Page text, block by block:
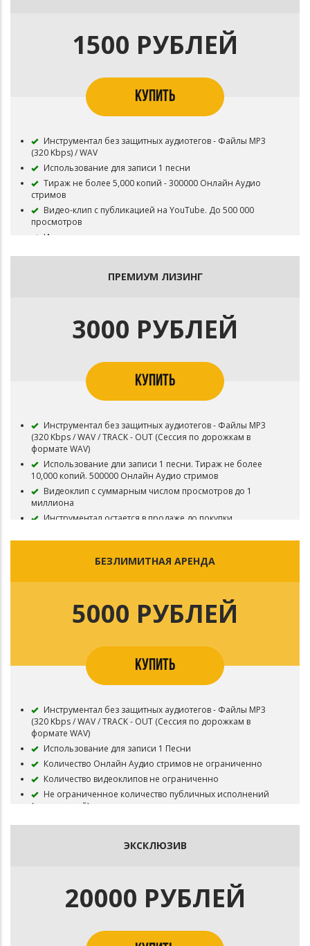
1500 РУБЛЕЙ
КУПИТЬ
Инструментал без защитных аудиотегов - Файлы MP3
(320 Kbps) / WAV
Использование для записи 1 песни
Тираж не более 5,000 копий - 300000 Онлайн Аудио
стримов
Видео-клип с публикацией на YouTube. До 500 000
просмотров
Инструментал остается в продаже до покупки
В названии трека необходимо указать (Prod.
запрещена
Приобретая данный тип лицензии Вы соглашаетесь с
ПРЕМИУМ ЛИЗИНГ
3000 РУБЛЕЙ
КУПИТЬ
Инструментал без защитных аудиотегов - Файлы MP3
(320 Kbps / WAV / TRACK - OUT (Сессия по дорожкам в
формате WAV)
Использование дли записи 1 песни. Тираж не более
10,000 копий. 500000 Онлайн Аудио стримов
Видеоклип с суммарным числом просмотров до 1
миллиона
Инструментал остается в продаже до покупки
В названии трека необходимо указать (Prod.
Приобретая данный тип лицензии Вы соглашаетесь с
условиями пользования.
БЕЗЛИМИТНАЯ АРЕНДА
5000 РУБЛЕЙ
КУПИТЬ
Инструментал без защитных аудиотегов - Файлы MP3
(320 Kbps / WAV / TRACK - OUT (Сессия по дорожкам в
формате WAV)
Использование для записи 1 Песни
Количество Онлайн Аудио стримов не ограниченно
Количество видеоклипов не ограниченно
Не ограниченное количество публичных исполнений
(выступлений)
Приобретая данный тип лицензии Вы соглашаетесь с
ЭКСКЛЮЗИВ
20000 РУБЛЕЙ